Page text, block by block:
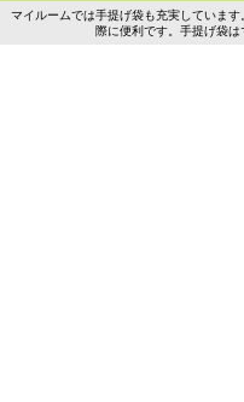
マイルームでは手提げ袋も充実していま
際に便利です。手提げ袋